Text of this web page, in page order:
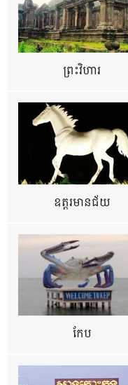
ព្រះវិហារ
ឧត្ដរមានជ័យ
កែប